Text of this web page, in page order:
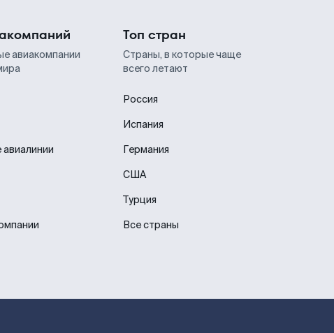
авиакомпании
авиалинии
Топ стран
Страны, в которые чаще
всего летают
Россия
Испания
Германия
США
Турция
Все страны